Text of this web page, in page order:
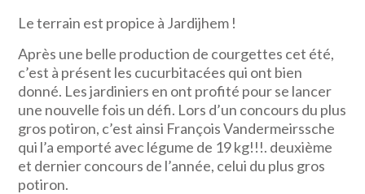
Le terrain est propice à Jardijhem !
Après une belle production de courgettes cet été,
c’est à présent les cucurbitacées qui ont bien
donné. Les jardiniers en ont profité pour se lancer
une nouvelle fois un défi. Lors d’un concours du plus
gros potiron, c’est ainsi François Vandermeirssche
qui l’a emporté avec légume de 19 kg!!!. deuxième
et dernier concours de l’année, celui du plus gros
potiron.